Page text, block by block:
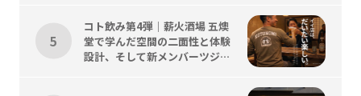
コト飲み第4弾｜薪火酒場 五燠
堂で学んだ空間の二面性と体験
設計、そして新メンバーツジく